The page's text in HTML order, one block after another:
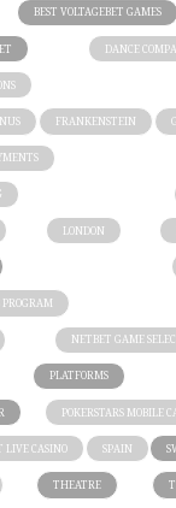
BEST VOLTAGEBET GAMES
DANCE
FRANKENSTEIN
LONDON
PROGRAM
NETBET GAME
PLATFORMS
POKERSTARS MOBILE
LIVE CASINO SPAIN
THEATRE